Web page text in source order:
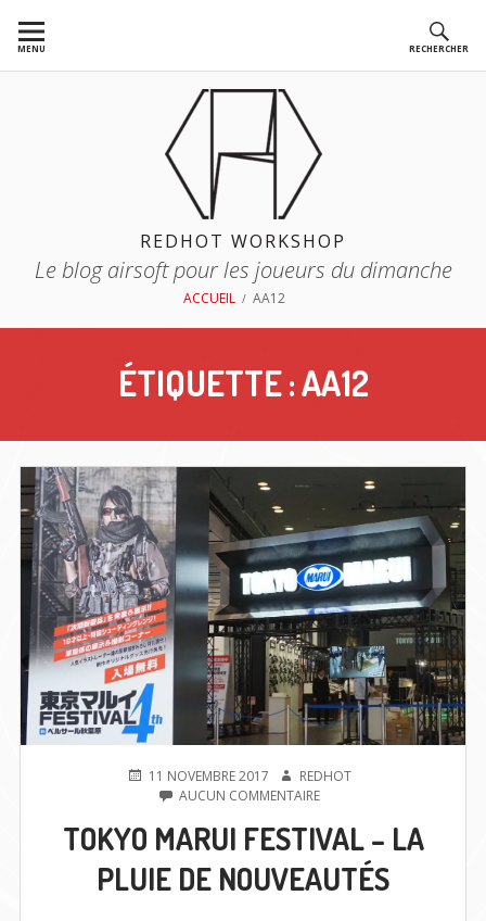
auMENU RECHERCHER
REDHOT WORKSHOP
Le blog airsoft pour les joueurs du dimanche
ACCUEIL AA12
ÉTIQUETTE :AA12
PUBLIÉ11 NOVEMBRE 2017 AUTEUR
REDHOT
AUCUN COMMENTAIRESUR
MARUI
FESTIVAL
–
LA
TOKYO MARUI FESTIVAL – LA
PLUIE DE NOUVEAUTÉS